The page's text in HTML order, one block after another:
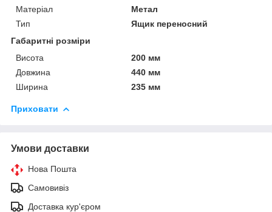
Матеріал
Метал
Тип
Ящик переносний
Габаритні розміри
Висота
200 мм
Довжина
440 мм
Ширина
235 мм
Приховати
Умови доставки
Нова Пошта
Самовивіз
Доставка кур'єром